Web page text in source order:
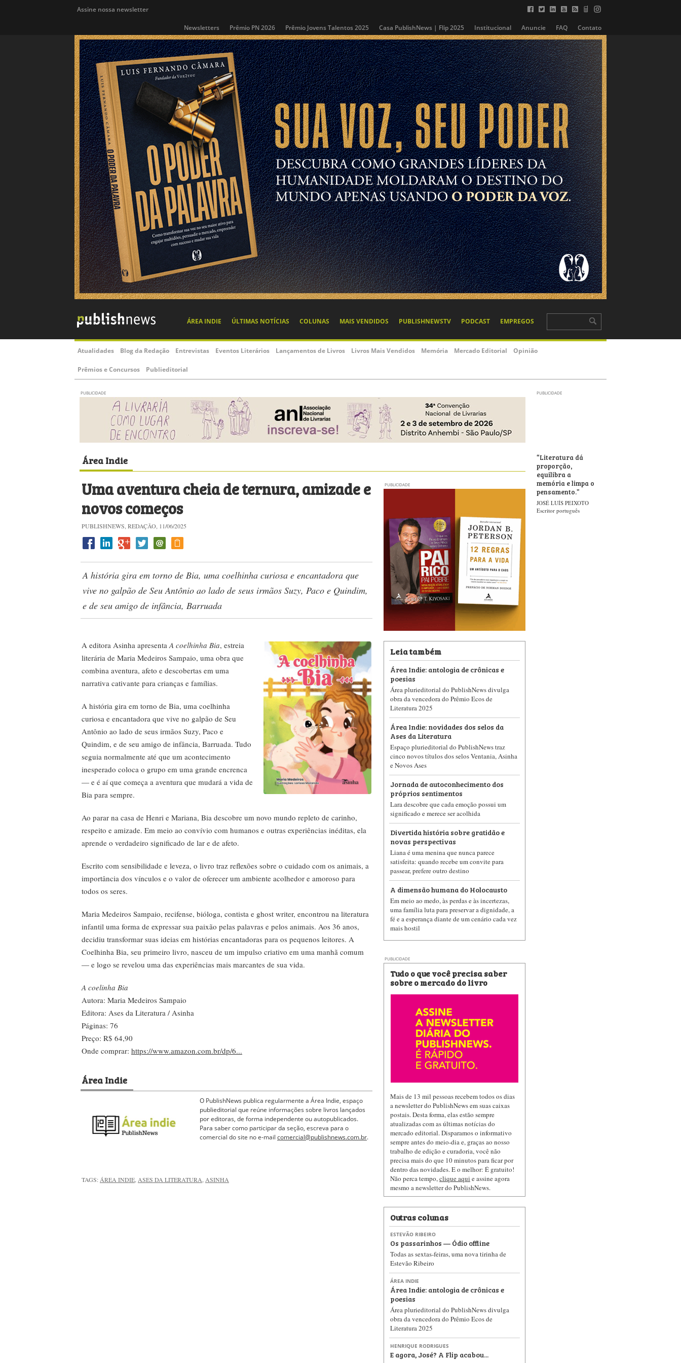
Assine nossa newsletter
Newsletters Prêmio PN 2026 Prêmio Jovens Talentos 2025 Casa PublishNews | Flip 2025 Institucional Anuncie FAQ Contato
ÁREA INDIE ÚLTIMAS NOTÍCIAS COLUNAS MAIS VENDIDOS PUBLISHNEWSTV PODCAST EMPREGOS
Atualidades Blog da Redação Entrevistas Eventos Literários Lançamentos de Livros Livros Mais Vendidos Memória Mercado Editorial Opinião
Prêmios e Concursos Publieditorial
PUBLICIDADE PUBLICIDADE
Área Indie
Uma aventura cheia de ternura, amizade e
novos começos
PUBLISHNEWS, REDAÇÃO, 11/06/2025
A história gira em torno de Bia, uma coelhinha curiosa e encantadora que
vive no galpão de Seu Antônio ao lado de seus irmãos Suzy, Paco e Quindim,
e de seu amigo de infância, Barruada
A editora Asinha apresentaA coelhinha Bia, estreia
literária de Maria Medeiros Sampaio, uma obra que
combina aventura, afeto e descobertas em uma
narrativa cativante para crianças e famílias.
A história gira em torno de Bia, uma coelhinha
curiosa e encantadora que vive no galpão de Seu
Antônio ao lado de seus irmãos Suzy, Paco e
Quindim, e de seu amigo de infância, Barruada. Tudo
seguia normalmente até que um acontecimento
inesperado coloca o grupo em uma grande encrenca
— e é aí que começa a aventura que mudará a vida de
Bia para sempre.
Ao parar na casa de Henri e Mariana, Bia descobre um novo mundo repleto de carinho,
respeito e amizade. Em meio ao convívio com humanos e outras experiências inéditas, ela
aprende o verdadeiro significado de lar e de afeto.
Escrito com sensibilidade e leveza, o livro traz reflexões sobre o cuidado com os animais, a
importância dos vínculos e o valor de oferecer um ambiente acolhedor e amoroso para
todos os seres.
Maria Medeiros Sampaio, recifense, bióloga, contista e ghost writer, encontrou na literatura
infantil uma forma de expressar sua paixão pelas palavras e pelos animais. Aos 36 anos,
decidiu transformar suas ideias em histórias encantadoras para os pequenos leitores. A
Coelhinha Bia, seu primeiro livro, nasceu de um impulso criativo em uma manhã comum
— e logo se revelou uma das experiências mais marcantes de sua vida.
A coelinha Bia
Autora: Maria Medeiros Sampaio
Editora: Ases da Literatura / Asinha
Páginas: 76
Preço: R$ 64,90
Onde comprar: https://www.amazon.com.br/dp/6...
Área Indie
O PublishNews publica regularmente a Área Indie, espaço
publieditorial que reúne informações sobre livros lançados
por editoras, de forma independente ou autopublicados.
Para saber como participar da seção, escreva para o
comercial do site no e-mail comercial@publishnews.com.br.
TAGS: ÁREA INDIE ASES DA LITERATURA ASINHA
PUBLICIDADE
Leia também
Área Indie: antologia de crônicas e
poesias
Área plurieditorial do PublishNews divulga
obra da vencedora do Prêmio Ecos de
Literatura 2025
Área Indie: novidades dos selos da
Ases da Literatura
Espaço plurieditorial do PublishNews traz
cinco novos títulos dos selos Ventania, Asinha
e Novos Ases
Jornada de autoconhecimento dos
próprios sentimentos
Lara descobre que cada emoção possui um
significado e merece ser acolhida
Divertida história sobre gratidão e
novas perspectivas
Liana é uma menina que nunca parece
satisfeita: quando recebe um convite para
passear, prefere outro destino
A dimensão humana do Holocausto
Em meio ao medo, às perdas e às incertezas,
uma família luta para preservar a dignidade, a
fé e a esperança diante de um cenário cada vez
mais hostil
PUBLICIDADE
Tudo o que você precisa saber
sobre o mercado do livro
Mais de 13 mil pessoas recebem todos os dias
a newsletter do PublishNews em suas caixas
postais. Desta forma, elas estão sempre
atualizadas com as últimas notícias do
mercado editorial. Disparamos o informativo
sempre antes do meio-dia e, graças ao nosso
trabalho de edição e curadoria, você não
precisa mais do que 10 minutos para ficar por
dentro das novidades. E o melhor: É gratuito!
Não perca tempo,clique aqui e assine agora
mesmo a newsletter do PublishNews.
Outras colunas
ESTEVÃO RIBEIRO
Os passarinhos — Ódio offline
Todas as sextas-feiras, uma nova tirinha de
Estevão Ribeiro
ÁREA INDIE
Área Indie: antologia de crônicas e
poesias
Área plurieditorial do PublishNews divulga
obra da vencedora do Prêmio Ecos de
Literatura 2025
HENRIQUE RODRIGUES
E agora, José? A Flip acabou...
“Literatura dá
proporção,
equilibra a
memória e limpa o
pensamento.”
JOSÉ LUÍS PEIXOTO
Escritor português